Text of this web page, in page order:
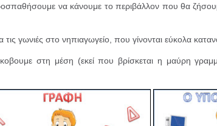
να κάνουμε το περιβάλλον που θα
τις γωνιές στο νηπιαγωγείο, που γίνονται εύκολα
στη μέση (εκεί που βρίσκεται η μαύρη